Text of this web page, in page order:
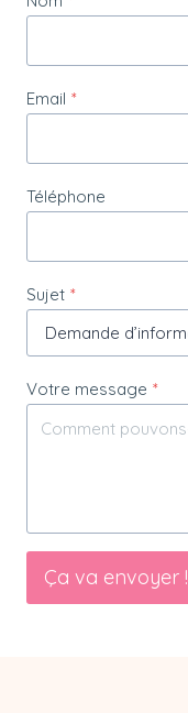
Email *
Téléphone
Sujet *
Votre message *
Ça va envoyer !